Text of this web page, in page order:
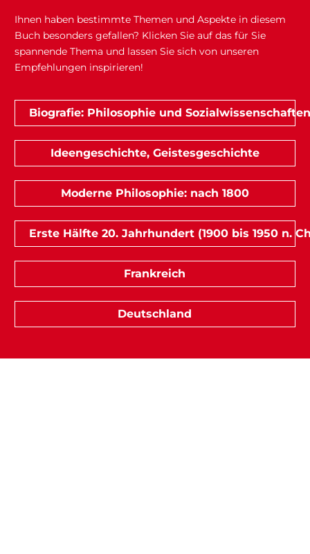
Ihnen haben bestimmte Themen und Aspekte in diesem
Buch besonders gefallen? Klicken Sie auf das für Sie
spannende Thema und lassen Sie sich von unseren
Empfehlungen inspirieren!
Biografie: Philosophie und Sozialwissenschaften
Ideengeschichte, Geistesgeschichte
Moderne Philosophie: nach 1800
Erste Hälfte 20. Jahrhundert (1900 bis 1950 n.
Frankreich
Deutschland